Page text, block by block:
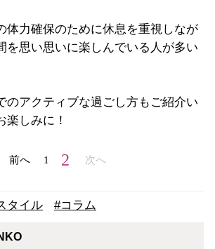
体力確保のために休息を重視しなが
を思い思いに楽しんでいる人が多い
のアクティブな過ごし方もご紹介い
楽しみに！
前へ 1 2 次へ
タイル #コラム